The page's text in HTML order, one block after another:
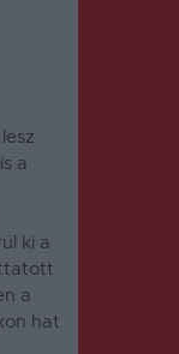
a
ki a
a
hat